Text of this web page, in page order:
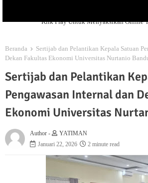
Klik Play Untuk Menyaksikan Online
Beranda
Sertijab dan Pelantikan Kepala Satuan
Dekan Fakultas Ekonomi Universitas Nurtanio
Sertijab dan Pelantikan
Pengawasan Internal dan
Ekonomi Universitas
Author -
YATIMAN
Januari 22, 2026
2 minute read